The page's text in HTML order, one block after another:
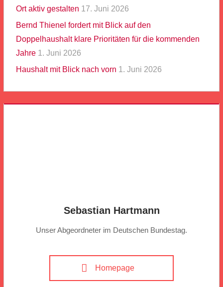
Ort aktiv gestalten 17. Juni 2026
Bernd Thienel fordert mit Blick auf den
Doppelhaushalt klare Prioritäten für die kommenden
Jahre 1. Juni 2026
Haushalt mit Blick nach vorn 1. Juni 2026
Sebastian Hartmann
Unser Abgeordneter im Deutschen Bundestag.
Homepage